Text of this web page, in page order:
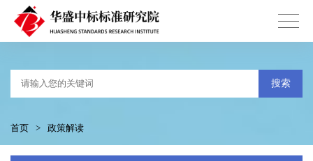
搜索
首页 > 政策解读